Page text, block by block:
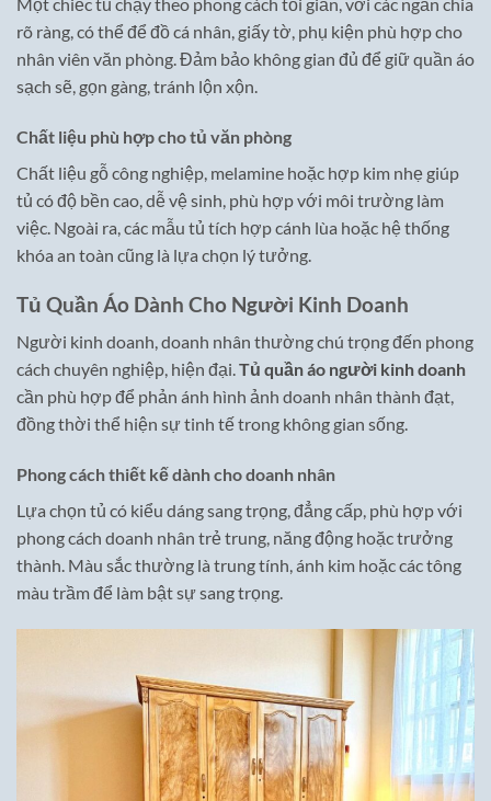
rõ ràng, có thể để đồ cá nhân, giấy tờ, phụ kiện phù hợp cho
nhân viên văn phòng. Đảm bảo không gian đủ để giữ quần áo
sạch sẽ, gọn gàng, tránh lộn xộn.
Chất liệu phù hợp cho tủ văn phòng
Chất liệu gỗ công nghiệp, melamine hoặc hợp kim nhẹ giúp
tủ có độ bền cao, dễ vệ sinh, phù hợp với môi trường làm
việc. Ngoài ra, các mẫu tủ tích hợp cánh lùa hoặc hệ thống
khóa an toàn cũng là lựa chọn lý tưởng.
Tủ Quần Áo Dành Cho Người Kinh Doanh
Người kinh doanh, doanh nhân thường chú trọng đến phong
cách chuyên nghiệp, hiện đại.Tủ quần áo người kinh doanh
cần phù hợp để phản ánh hình ảnh doanh nhân thành đạt,
đồng thời thể hiện sự tinh tế trong không gian sống.
Phong cách thiết kế dành cho doanh nhân
Lựa chọn tủ có kiểu dáng sang trọng, đẳng cấp, phù hợp với
phong cách doanh nhân trẻ trung, năng động hoặc trưởng
thành. Màu sắc thường là trung tính, ánh kim hoặc các tông
màu trầm để làm bật sự sang trọng.